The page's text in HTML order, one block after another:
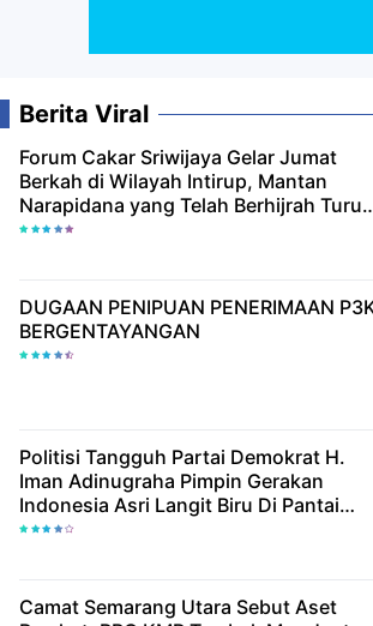
Berita Viral
Forum Cakar Sriwijaya Gelar Jumat
Berkah di Wilayah Intirup, Mantan
Narapidana yang Telah Berhijrah Turut
Berbagi Kebaikan
DUGAAN PENIPUAN PENERIMAAN P3K
BERGENTAYANGAN
Politisi Tangguh Partai Demokrat H.
Iman Adinugraha Pimpin Gerakan
Indonesia Asri Langit Biru Di Pantai
Citepus
Camat Semarang Utara Sebut Aset